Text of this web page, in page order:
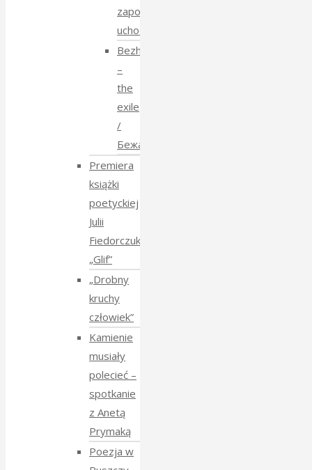
zapomniane
uchodźstwo
Bezhenstvo
–
the
exile
/
Бежанства
Premiera
książki
poetyckiej
Julii
Fiedorczuk
„Glif”
„Drobny
kruchy
człowiek”
Kamienie
musiały
polecieć –
spotkanie
z Anetą
Prymaką
Poezja w